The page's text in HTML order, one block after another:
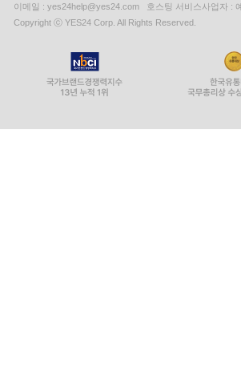
이메일 : yes24help@yes24.com 호스팅 서비스사업자 :
Copyright ⓒ YES24 Corp. All Rights Reserved.